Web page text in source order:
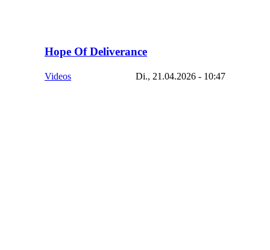
Hope Of Deliverance
Videos Di., 21.04.2026 - 10:47